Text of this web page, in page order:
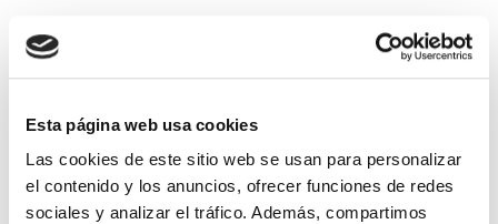
Esta página web usa cookies
Las cookies de este sitio web se usan para personalizar
el contenido y los anuncios, ofrecer funciones de redes
sociales y analizar el tráfico. Además, compartimos
«Hace un tiempo que no escribiamos, obligaciones y falta de
Martina’ y por tanto la conoceis, es justo que hoy vengamos y os
contemos que tal va». Así comienza la información publicada
esta semana por
Afectados por Sindrome Holt Oram